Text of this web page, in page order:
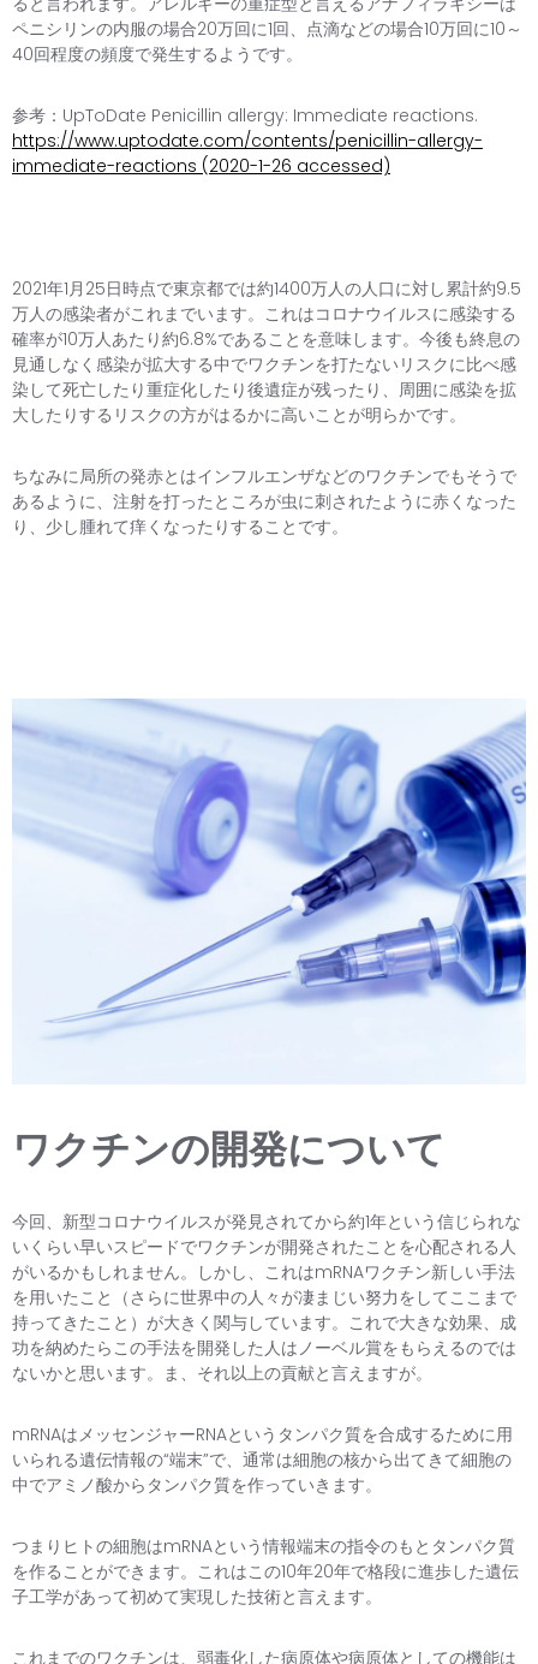
ペニシリンの内服の場合20万回に1回、点滴などの場合10万回に10～
40回程度の頻度で発生するようです。
参考：UpToDate Penicillin allergy: Immediate reactions.
https://www.uptodate.com/contents/penicillin-allergy-
immediate-reactions (2020-1-26 accessed)
2021年1月25日時点で東京都では約1400万人の人口に対し累計約9.5
万人の感染者がこれまでいます。これはコロナウイルスに感染する
確率が10万人あたり約6.8%であることを意味します。今後も終息の
見通しなく感染が拡大する中でワクチンを打たないリスクに比べ感
染して死亡したり重症化したり後遺症が残ったり、周囲に感染を拡
大したりするリスクの方がはるかに高いことが明らかです。
ちなみに局所の発赤とはインフルエンザなどのワクチンでもそうで
あるように、注射を打ったところが虫に刺されたように赤くなった
り、少し腫れて痒くなったりすることです。
ワクチンの開発について
今回、新型コロナウイルスが発見されてから約1年という信じられな
いくらい早いスピードでワクチンが開発されたことを心配される人
がいるかもしれません。しかし、これはmRNAワクチン新しい手法
を用いたこと（さらに世界中の人々が凄まじい努力をしてここまで
持ってきたこと）が大きく関与しています。これで大きな効果、成
功を納めたらこの手法を開発した人はノーベル賞をもらえるのでは
ないかと思います。ま、それ以上の貢献と言えますが。
mRNAはメッセンジャーRNAというタンパク質を合成するために用
いられる遺伝情報の“端末”で、通常は細胞の核から出てきて細胞の
中でアミノ酸からタンパク質を作っていきます。
つまりヒトの細胞はmRNAという情報端末の指令のもとタンパク質
を作ることができます。これはこの10年20年で格段に進歩した遺伝
子工学があって初めて実現した技術と言えます。
これまでのワクチンは、弱毒化した病原体や病原体としての機能は